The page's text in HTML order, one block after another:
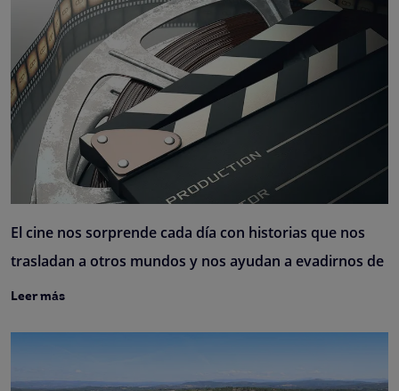
El cine nos sorprende cada día con historias que nos
trasladan a otros mundos y nos ayudan a evadirnos de
Leer más